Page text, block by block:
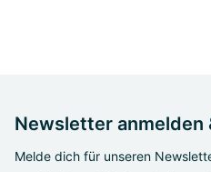
Newsletter anmelden
Melde dich für unseren